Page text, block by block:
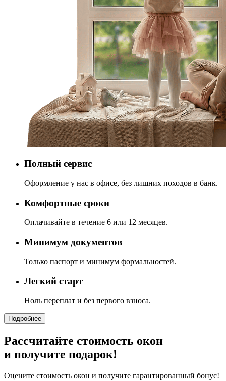
Полный сервис
Оформление у нас в офисе, без лишних походов в банк.
Комфортные сроки
Оплачивайте в течение 6 или 12 месяцев.
Минимум документов
Только паспорт и минимум формальностей.
Легкий старт
Ноль переплат и без первого взноса.
Подробнее
Рассчитайте стоимость окон
и получите подарок!
Оцените стоимость окон и получите гарантированный бонус!